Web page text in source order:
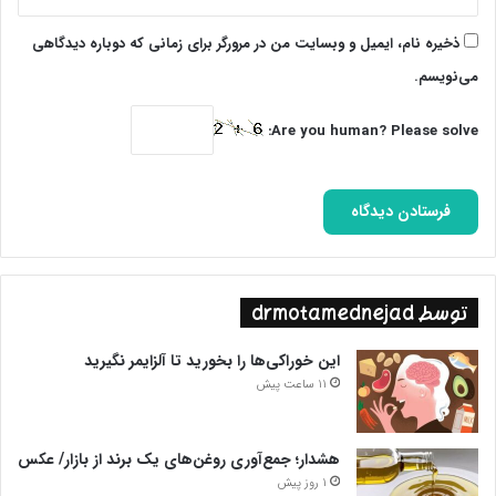
ذخیره نام، ایمیل و وبسایت من در مرورگر برای زمانی که دوباره دیدگاهی
می‌نویسم.
Are you human? Please solve:
توسط drmotamednejad
این خوراکی‌ها را بخورید تا آلزایمر نگیرید
11 ساعت پیش
هشدار؛ جمع‌آوری روغن‌های یک برند از بازار/ عکس
1 روز پیش